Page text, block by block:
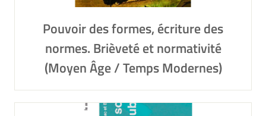
Pouvoir des formes, écriture des
normes. Brièveté et normativité
(Moyen Âge / Temps Modernes)